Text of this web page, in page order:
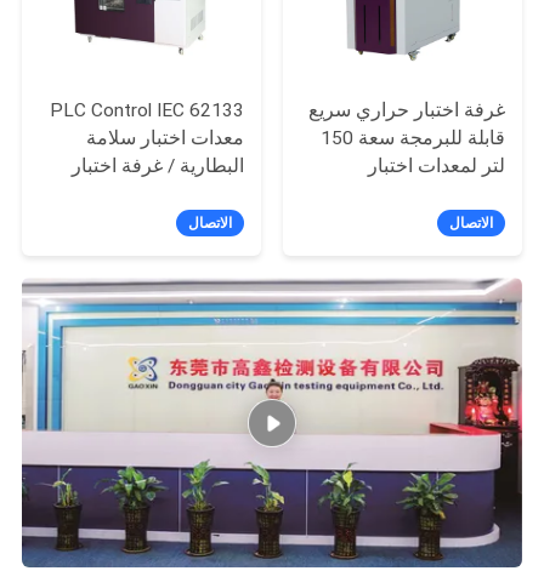
PLC Control IEC 62133
معدات اختبار سلامة
البطارية / غرفة اختبار
الاتصال
غرفة اختبار حراري سريع
قابلة للبرمجة سعة 150
لتر لمعدات اختبار
الاتصال